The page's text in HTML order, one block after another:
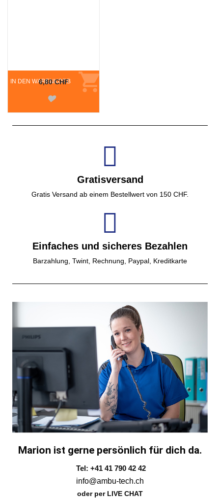
IN DEN WARENKORB
6,80 CHF
Gratisversand
Gratis Versand ab einem Bestellwert von 150 CHF.
Einfaches und sicheres Bezahlen
Barzahlung, Twint, Rechnung, Paypal, Kreditkarte
Marion ist gerne persönlich für dich da.
Tel: +41 41 790 42 42
info@ambu-tech.ch
oder per LIVE CHAT